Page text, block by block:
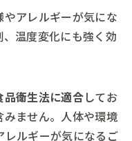
アレルギーが気にな
温度変化にも強く効
品衛生法に適合してお
みません。人体や環境
レルギーが気になるご